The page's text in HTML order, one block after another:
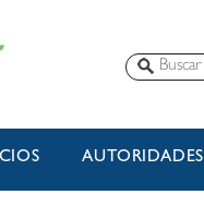
AUTORIDADES